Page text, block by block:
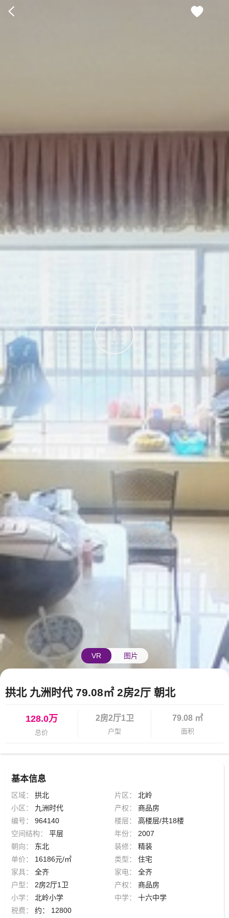
VR 图片
拱北 九洲时代 79.08㎡ 2房2厅 朝北
128.0万
总价
2房2厅1卫
户型
79.08 ㎡
面积
基本信息
区域： 拱北 片区：
北岭
小区：
九洲时代 产权：
商品房
编号：
964140 楼层：
高楼层/共18楼
空间结构：
平层 年份：
2007
朝向：
东北 装修：
精装
单价：
16186元/㎡ 类型：
住宅
家具：
全齐 家电：
全齐
户型：
2房2厅1卫 产权：
商品房
小学：
北岭小学 中学：
十六中学
税费：
约： 12800